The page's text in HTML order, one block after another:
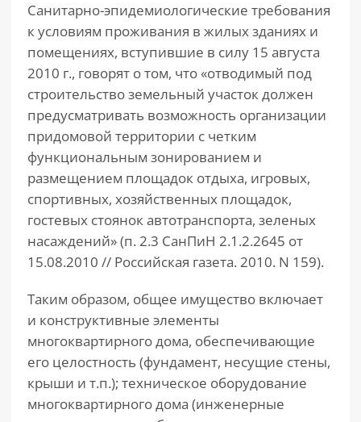
Санитарно-эпидемиологические требования
к условиям проживания в жилых зданиях и
помещениях, вступившие в силу 15 августа
2010 г., говорят о том, что «отводимый под
строительство земельный участок должен
предусматривать возможность организации
придомовой территории с четким
функциональным зонированием и
размещением площадок отдыха, игровых,
спортивных, хозяйственных площадок,
гостевых стоянок автотранспорта, зеленых
насаждений» (п. 2.3 СанПиН 2.1.2.2645 от
15.08.2010 // Российская газета. 2010. N 159).
Таким образом, общее имущество включает
и конструктивные элементы
многоквартирного дома, обеспечивающие
его целостность (фундамент, несущие стены,
крыши и т.п.); техническое оборудование
многоквартирного дома (инженерные